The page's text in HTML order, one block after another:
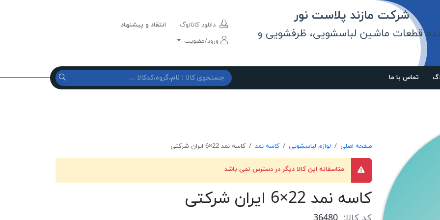
مازند پلاست نور
قطعات ماشین لباسشویی، ظرفشویی و
دانلود کاتالوگ
انتقاد و پیشنهاد
ورود/عضویت
تماس با ما
صفحه اصلی لوازم لباسشویی کاسه نمد کاسه نمد 22×6 ایران شرکتی
متاسفانه این کالا دیگر در دسترس نمی باشد
کاسه نمد 22×6 ایران شرکتی